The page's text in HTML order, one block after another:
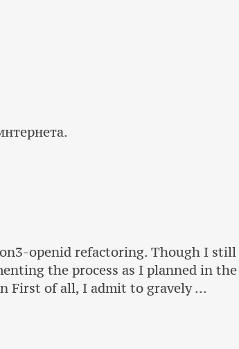
openid refactoring. Though I still
the process as I planned in the
First of all, I admit to gravely ...